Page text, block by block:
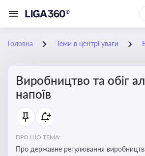
Головна Теми в центрі уваги
Виробництво та обіг
напоїв
ПРО ЩО ТЕМА:
Про державне регулювання